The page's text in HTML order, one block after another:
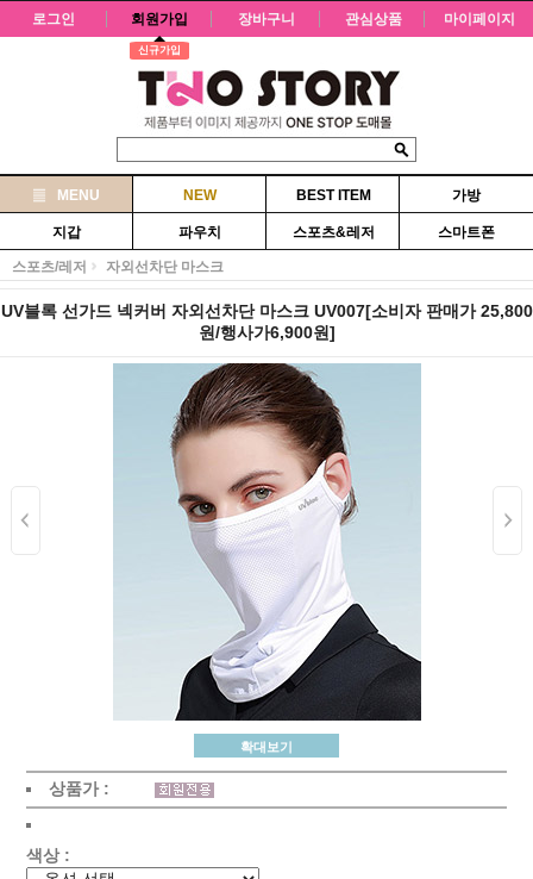
로그인 회원가입
신규가입
장바구니 관심상품 마이페이지
MENU NEW BEST ITEM 가방
지갑 파우치 스포츠&레저 스마트폰
스포츠/레저 자외선차단 마스크
UV블록 선가드 넥커버 자외선차단 마스크 UV007[소비자 판매가 25,800
원/행사가6,900원]
확대보기
상품가 :
색상 :